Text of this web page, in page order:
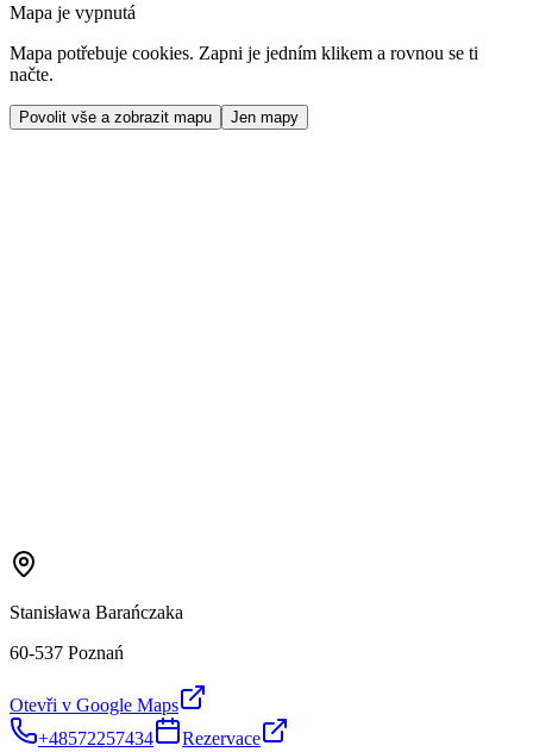
Mapa je vypnutá
Mapa potřebuje cookies. Zapni je jedním klikem a rovnou se ti
načte.
Povolit vše a zobrazit mapu Jen mapy
Stanisława Barańczaka
60-537 Poznań
Otevři v Google Maps
+48572257434
Rezervace